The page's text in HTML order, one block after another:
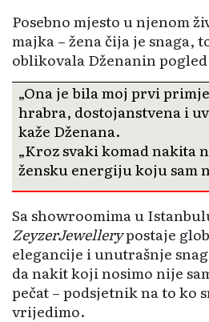
Posebno mjesto u njenom
majka – žena čija je snaga,
oblikovala Dženanin
„Ona je bila moj prvi
hrabra, dostojanstvena i
kaže Dženana.
„Kroz svaki komad nakita
žensku energiju koju sam
Sa showroomima u
ZeyzerJewellerypostaje
elegancije i unutrašnje
da nakit koji nosimo nije
pečat – podsjetnik na to ko
vrijedimo.